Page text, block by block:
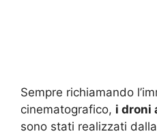
Sempre richiamando
cinematografico, i droni
sono stati realizzati